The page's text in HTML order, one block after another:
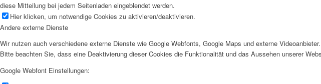
diese Mitteilung bei jedem Seitenladen eingeblendet werden.
Hier klicken, um notwendige Cookies zu aktivieren/deaktivieren.
Andere externe Dienste
Wir nutzen auch verschiedene externe Dienste wie Google Webfonts, Google Maps und externe
Bitte beachten Sie, dass eine Deaktivierung dieser Cookies die Funktionalität und das Aussehen unserer
Google Webfont Einstellungen: